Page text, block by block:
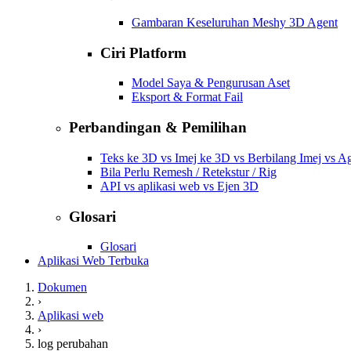
Gambaran Keseluruhan Meshy 3D Agent
Ciri Platform
Model Saya & Pengurusan Aset
Eksport & Format Fail
Perbandingan & Pemilihan
Teks ke 3D vs Imej ke 3D vs Berbilang Imej vs
Bila Perlu Remesh / Retekstur / Rig
API vs aplikasi web vs Ejen 3D
Glosari
Glosari
Aplikasi Web Terbuka
Dokumen
›
Aplikasi web
›
log perubahan